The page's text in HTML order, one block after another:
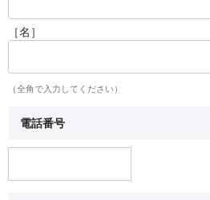
［名］
（全角で入力してください）
電話番号